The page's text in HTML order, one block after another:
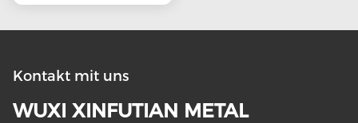
Kontakt mit uns
WUXI XINFUTIAN METAL